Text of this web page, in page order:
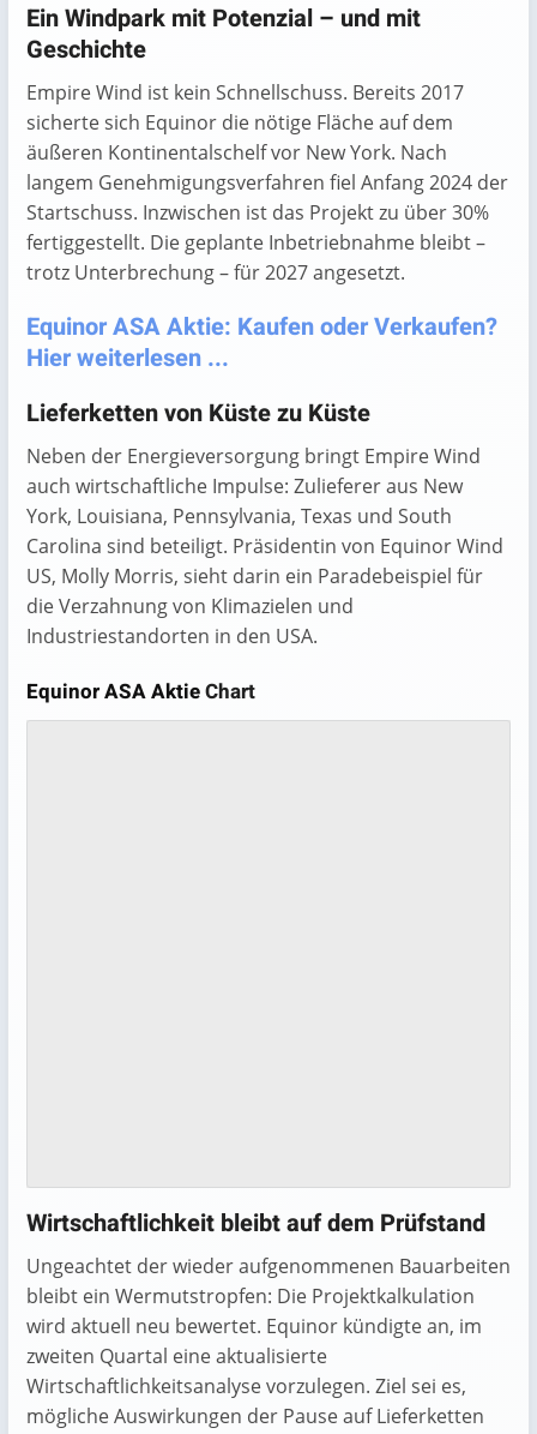
Ein Windpark mit Potenzial – und mit
Geschichte
Empire Wind ist kein Schnellschuss. Bereits 2017
sicherte sich Equinor die nötige Fläche auf dem
äußeren Kontinentalschelf vor New York. Nach
langem Genehmigungsverfahren fiel Anfang 2024 der
Startschuss. Inzwischen ist das Projekt zu über 30%
fertiggestellt. Die geplante Inbetriebnahme bleibt –
trotz Unterbrechung – für 2027 angesetzt.
Equinor ASA Aktie: Kaufen oder Verkaufen?
Hier weiterlesen ...
Lieferketten von Küste zu Küste
Neben der Energieversorgung bringt Empire Wind
auch wirtschaftliche Impulse: Zulieferer aus New
York, Louisiana, Pennsylvania, Texas und South
Carolina sind beteiligt. Präsidentin von Equinor Wind
US, Molly Morris, sieht darin ein Paradebeispiel für
die Verzahnung von Klimazielen und
Industriestandorten in den USA.
Equinor ASA AktieChart
Wirtschaftlichkeit bleibt auf dem Prüfstand
Ungeachtet der wieder aufgenommenen Bauarbeiten
bleibt ein Wermutstropfen: Die Projektkalkulation
wird aktuell neu bewertet. Equinor kündigte an, im
zweiten Quartal eine aktualisierte
Wirtschaftlichkeitsanalyse vorzulegen. Ziel sei es,
mögliche Auswirkungen der Pause auf Lieferketten